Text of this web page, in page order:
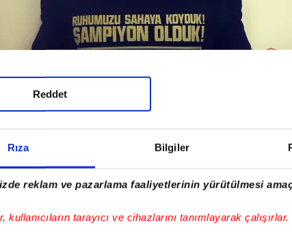
Rıza Bilgiler
reklam ve pazarlama faaliyetlerinin yürütülmesi
kullanıcıların tarayıcı ve cihazlarını tanımlayarak çalışırlar.
Reddet